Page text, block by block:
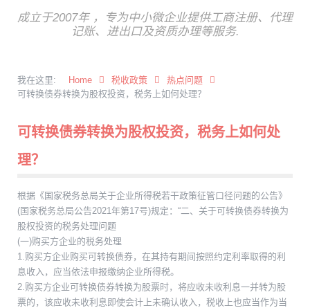
成立于2007年 ，专为中小微企业提供工商注册、代理
记账、进出口及资质办理等服务.
我在这里: Home 税收政策
热点问题
可转换债券转换为股权投资，税务上如何处理？
可转换债券转换为股权投资，税务上如何处
理？
根据《国家税务总局关于企业所得税若干政策征管口径问题的公告》
(国家税务总局公告2021年第17号)规定：“二、关于可转换债券转换为
股权投资的税务处理问题
(一)购买方企业的税务处理
1.购买方企业购买可转换债券，在其持有期间按照约定利率取得的利
息收入，应当依法申报缴纳企业所得税。
2.购买方企业可转换债券转换为股票时，将应收未收利息一并转为股
票的，该应收未收利息即使会计上未确认收入，税收上也应当作为当